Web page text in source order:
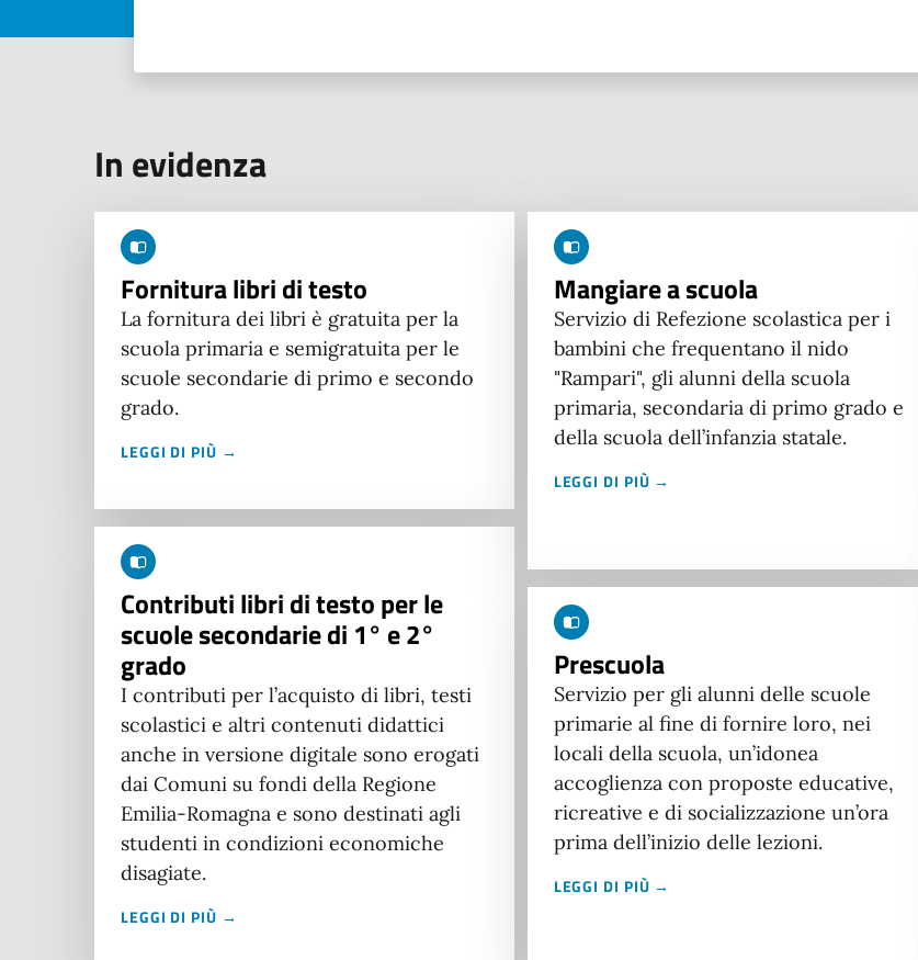
In evidenza
Fornitura libri di testo
La fornitura dei libri è gratuita per la
scuola primaria e semigratuita per le
scuole secondarie di primo e secondo
grado.
LEGGI DI PIÙ →
Contributi libri di testo per le
scuole secondarie di 1° e 2°
grado
I contributi per l’acquisto di libri, testi
scolastici e altri contenuti didattici
anche in versione digitale sono erogati
dai Comuni su fondi della Regione
Emilia-Romagna e sono destinati agli
studenti in condizioni economiche
disagiate.
LEGGI DI PIÙ →
Mangiare a scuola
Servizio di Refezione scolastica per i
bambini che frequentano il nido
"Rampari", gli alunni della scuola
primaria, secondaria di primo grado e
della scuola dell’infanzia statale.
LEGGI DI PIÙ →
Prescuola
Servizio per gli alunni delle scuole
primarie al fine di fornire loro, nei
locali della scuola, un’idonea
accoglienza con proposte educative,
ricreative e di socializzazione un’ora
prima dell’inizio delle lezioni.
LEGGI DI PIÙ →